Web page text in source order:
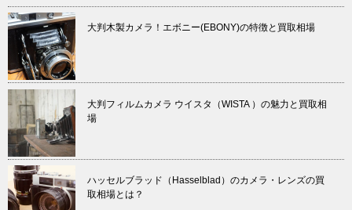
大判木製カメラ！エボニー(EBONY)の特徴と買取相場
大判フィルムカメラ ウイスタ（WISTA ）の魅力と買取相
場
ハッセルブラッド（Hasselblad）のカメラ・レンズの買
取相場とは？